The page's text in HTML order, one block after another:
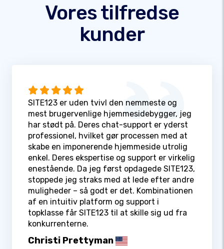
Vores tilfredse
kunder
SITE123 er uden tvivl den nemmeste og
mest brugervenlige hjemmesidebygger, jeg
har stødt på. Deres chat-support er yderst
professionel, hvilket gør processen med at
skabe en imponerende hjemmeside utrolig
enkel. Deres ekspertise og support er virkelig
enestående. Da jeg først opdagede SITE123,
stoppede jeg straks med at lede efter andre
muligheder – så godt er det. Kombinationen
af en intuitiv platform og support i
topklasse får SITE123 til at skille sig ud fra
konkurrenterne.
Christi Prettyman